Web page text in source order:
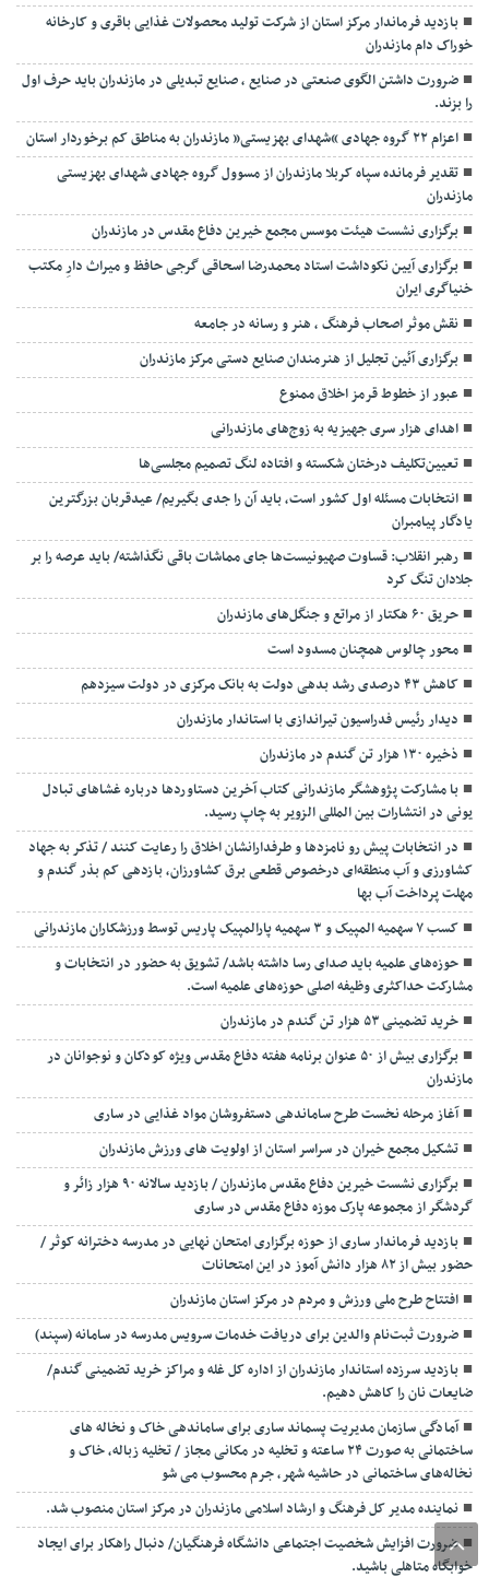
بازدید فرماندار مرکز استان از شرکت تولید محصولات غذایی باقری و کارخانه
خوراک دام مازندران
ضرورت داشتن الگوی صنعتی در صنایع ، صنایع تبدیلی در مازندران باید حرف اول
را بزند.
اعزام ۲۲ گروه جهادی “شهدای بهزیستی” مازندران به مناطق کم برخوردار استان
تقدیر فرمانده سپاه کربلا مازندران از مسوول گروه جهادی شهدای بهزیستی
مازندران
برگزاری نشست هیئت موسس مجمع خیرین دفاع مقدس در مازندران
برگزاری آیین نکوداشت استاد محمدرضا اسحاقی گرجی حافظ و میراث دارِ مکتب
خنیاگری ایران
نقش موثر اصحاب فرهنگ ، هنر و رسانه در جامعه
برگزاری آئین تجلیل از هنرمندان صنایع دستی مرکز مازندران
عبور از خطوط قرمز اخلاق ممنوع
اهدای هزار سری جهیزیه به زوج‌های مازندرانی
تعیین‌تکلیف درختان شکسته و افتاده لنگ تصمیم مجلسی‌ها
انتخابات مسئله اول کشور است، باید آن را جدی بگیریم/ عیدقربان بزرگترین
یادگار پیامبران
رهبر انقلاب: قساوت صهیونیست‌ها جای مماشات باقی نگذاشته/ باید عرصه را بر
جلادان تنگ کرد
حریق ۶۰ هکتار از مراتع و جنگل‌های مازندران
محور چالوس همچنان مسدود است
کاهش ۴۳ درصدی رشد بدهی دولت به بانک مرکزی در دولت سیزدهم
دیدار رئیس فدراسیون تیراندازی با استاندار مازندران
ذخیره ۱۳۰ هزار تن گندم در مازندران
با مشارکت پژوهشگر مازندرانی كتاب آخرین دستاوردها درباره غشاهای تبادل
یونی در انتشارات بین المللی الزویر به چاپ رسید.
در انتخابات پیش رو نامزدها و طرفدارانشان اخلاق را رعایت کنند / تذکر به جهاد
کشاورزی و آب منطقه‌ای درخصوص قطعی برق کشاورزان، بازدهی کم بذر گندم و
مهلت پرداخت آب بها
کسب ۷ سهمیه المپیک و ۳ سهمیه پارالمپیک پاریس توسط ورزشکاران مازندرانی
حوزه‌های علمیه باید صدای رسا داشته باشد/ تشویق به حضور در انتخابات و
مشارکت حداکثری وظیفه اصلی حوزه‌های علمیه است.
خرید تضمینی ۵۳ هزار تن گندم در مازندران
برگزاری بیش از ۵۰ عنوان برنامه هفته دفاع مقدس ویژه کودکان و نوجوانان در
مازندران
آغاز مرحله نخست طرح ساماندهی دستفروشان مواد غذایی در ساری
تشکیل مجمع خیران در سراسر استان از اولویت های ورزش مازندران
برگزاری نشست خیرین دفاع مقدس مازندران / بازدید سالانه ۹۰ هزار زائر و
گردشگر از مجموعه پارک موزه دفاع مقدس در ساری
بازدید فرماندار ساری از حوزه برگزاری امتحان نهایی در مدرسه دخترانه کوثر /
حضور بیش از ۸۲ هزار دانش آموز در این امتحانات
افتتاح طرح ملی ورزش و مردم در مرکز استان مازندران
ضرورت ثبت‌نام والدین برای دریافت خدمات سرویس مدرسه در سامانه (سپند)
بازدید سرزده استاندار مازندران از اداره کل غله و مراکز خرید تضمینی گندم/
ضایعات نان را کاهش دهیم.
آمادگی سازمان مدیریت پسماند ساری برای ساماندهی خاک و نخاله های
ساختمانی به صورت ۲۴ ساعته و تخلیه در مکانی مجاز / تخلیه زباله، خاک و
نخاله‌های ساختمانی در حاشیه شهر، جرم محسوب می شو
نماینده مدیر کل فرهنگ و ارشاد اسلامی مازندران در مرکز استان منصوب شد.
ضرورت افزایش شخصیت اجتماعی دانشگاه فرهنگیان/ دنبال راهکار برای ایجاد
خوابگاه متاهلی باشید.